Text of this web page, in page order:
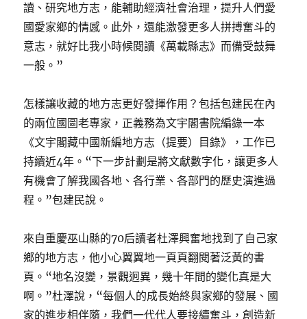
讀、研究地方志，能輔助經濟社會治理，提升人們愛
國愛家鄉的情感。此外，還能激發更多人拼搏奮斗的
意志，就好比我小時候閱讀《萬載縣志》而備受鼓舞
一般。”
怎樣讓收藏的地方志更好發揮作用？包括包建民在內
的兩位國圖老專家，正義務為文宇閣書院編錄一本
《文宇閣藏中國新編地方志（提要）目錄》，工作已
持續近4年。“下一步計劃是將文獻數字化，讓更多人
有機會了解我國各地、各行業、各部門的歷史演進過
程。”包建民說。
來自重慶巫山縣的70后讀者杜澤興奮地找到了自己家
鄉的地方志，他小心翼翼地一頁頁翻閱著泛黃的書
頁。“地名沒變，景觀迥異，幾十年間的變化真是大
啊。”杜澤說，“每個人的成長始終與家鄉的發展、國
家的進步相伴隨，我們一代代人要接續奮斗，創造新